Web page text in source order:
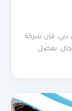
دبي، فإن شركة
بفضل